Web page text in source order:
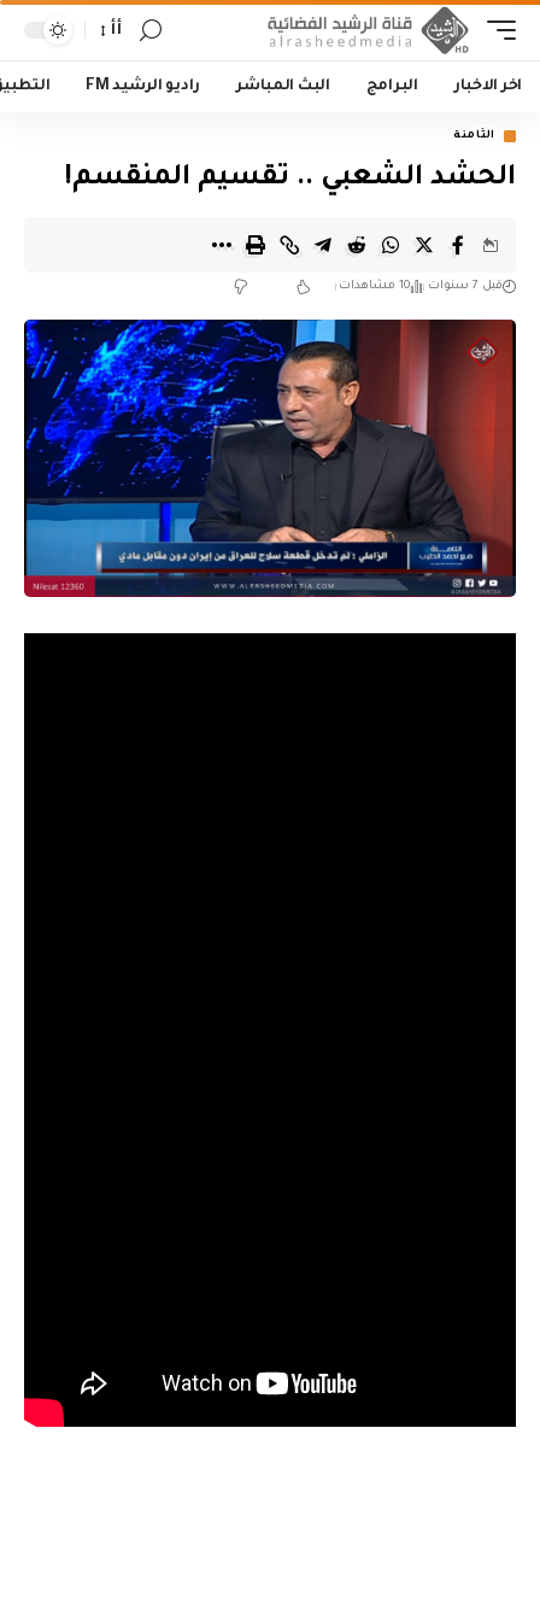
أأ
اخر الاخبار البرامج البث المباشر راديو الرشيد FM
الثامنة
الحشد الشعبي .. تقسيم المنقسم!
قبل 7 سنوات 10 مشاهدات